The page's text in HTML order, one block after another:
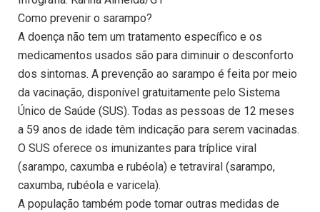
Como prevenir o sarampo?
A doença não tem um tratamento específico e os
medicamentos usados são para diminuir o desconforto
dos sintomas. A prevenção ao sarampo é feita por meio
da vacinação, disponível gratuitamente pelo Sistema
Único de Saúde (SUS). Todas as pessoas de 12 meses
a 59 anos de idade têm indicação para serem vacinadas.
O SUS oferece os imunizantes para tríplice viral
(sarampo, caxumba e rubéola) e tetraviral (sarampo,
caxumba, rubéola e varicela).
A população também pode tomar outras medidas de